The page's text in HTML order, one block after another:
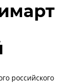
российского